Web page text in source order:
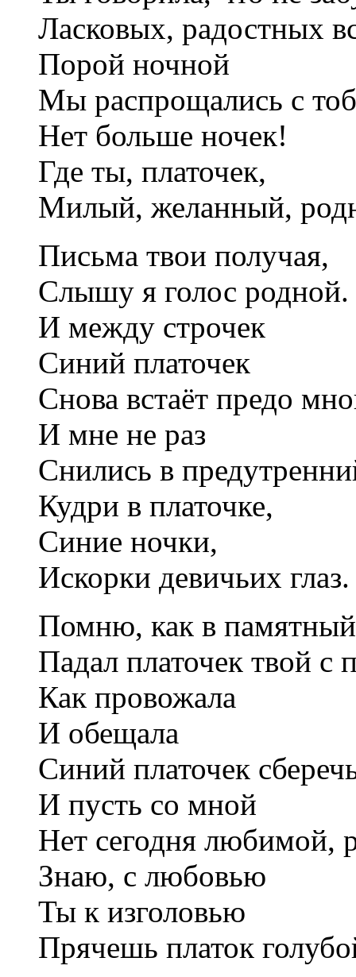
Ласковых, радостных
Порой ночной
Мы распрощались с
Нет больше ночек!
Где ты, платочек,
Милый, желанный,
Письма твои получая,
Слышу я голос родной.
И между строчек
Синий платочек
Снова встаёт предо
И мне не раз
Снились в
Кудри в платочке,
Синие ночки,
Искорки девичьих глаз.
Помню, как в памятный
Падал платочек твой с
Как провожала
И обещала
Синий платочек
И пусть со мной
Нет сегодня любимой,
Знаю, с любовью
Ты к изголовью
Прячешь платок